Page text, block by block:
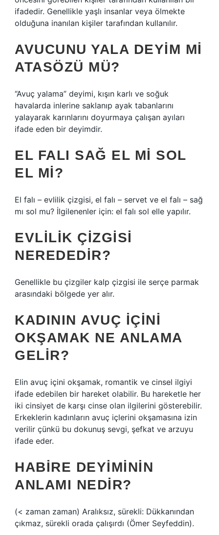
ifadedir. Genellikle yaşlı insanlar veya ölmekte
olduğuna inanılan kişiler tarafından kullanılır.
AVUCUNU YALA DEYIM MI
ATASÖZÜ MÜ?
“Avuç yalama” deyimi, kışın karlı ve soğuk
havalarda inlerine saklanıp ayak tabanlarını
yalayarak karınlarını doyurmaya çalışan ayıları
ifade eden bir deyimdir.
EL FALI SAĞ EL MI SOL
EL MI?
El falı – evlilik çizgisi, el falı – servet ve el falı – sağ
mı sol mu? İlgilenenler için: el falı sol elle yapılır.
EVLILIK ÇIZGISI
NEREDEDIR?
Genellikle bu çizgiler kalp çizgisi ile serçe parmak
arasındaki bölgede yer alır.
KADININ AVUÇ IÇINI
OKŞAMAK NE ANLAMA
GELIR?
Elin avuç içini okşamak, romantik ve cinsel ilgiyi
ifade edebilen bir hareket olabilir. Bu hareketle her
iki cinsiyet de karşı cinse olan ilgilerini gösterebilir.
Erkeklerin kadınların avuç içlerini okşamasına izin
verilir çünkü bu dokunuş sevgi, şefkat ve arzuyu
ifade eder.
HABIRE DEYIMININ
ANLAMI NEDIR?
(< zaman zaman) Aralıksız, sürekli: Dükkanından
çıkmaz, sürekli orada çalışırdı (Ömer Seyfeddin).